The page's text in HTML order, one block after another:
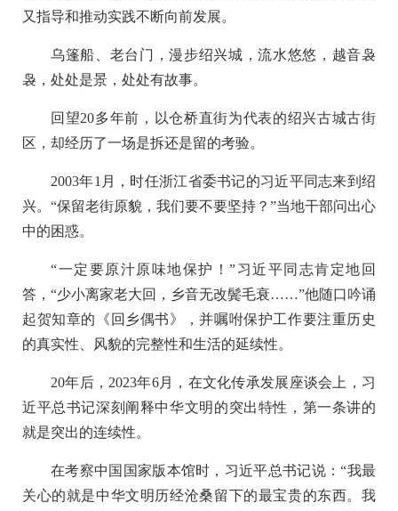
又指导和推动实践不断向前发展。
乌篷船、老台门，漫步绍兴城，流水悠悠，越音袅
袅，处处是景，处处有故事。
回望20多年前，以仓桥直街为代表的绍兴古城古街
区，却经历了一场是拆还是留的考验。
2003年1月，时任浙江省委书记的习近平同志来到绍
兴。“保留老街原貌，我们要不要坚持？”当地干部问出心
中的困惑。
“一定要原汁原味地保护！”习近平同志肯定地回
答，“少小离家老大回，乡音无改鬓毛衰……”他随口吟诵
起贺知章的《回乡偶书》，并嘱咐保护工作要注重历史
的真实性、风貌的完整性和生活的延续性。
20年后，2023年6月，在文化传承发展座谈会上，习
近平总书记深刻阐释中华文明的突出特性，第一条讲的
就是突出的连续性。
在考察中国国家版本馆时，习近平总书记说：“我最
关心的就是中华文明历经沧桑留下的最宝贵的东西。我